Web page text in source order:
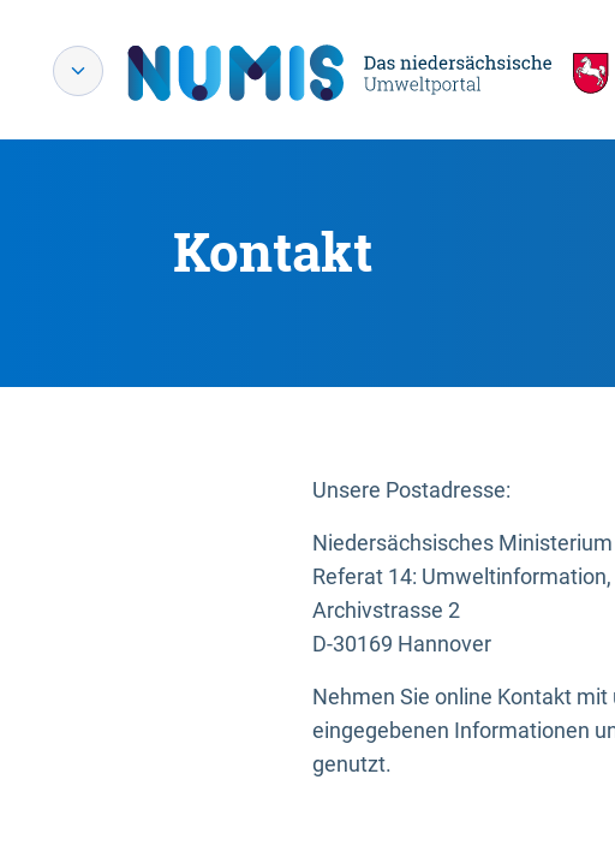
Kontakt
Unsere Postadresse:
Niedersächsisches
Referat 14:
Archivstrasse 2
D-30169 Hannover
Nehmen Sie online Kontakt
eingegebenen Informationen
genutzt.